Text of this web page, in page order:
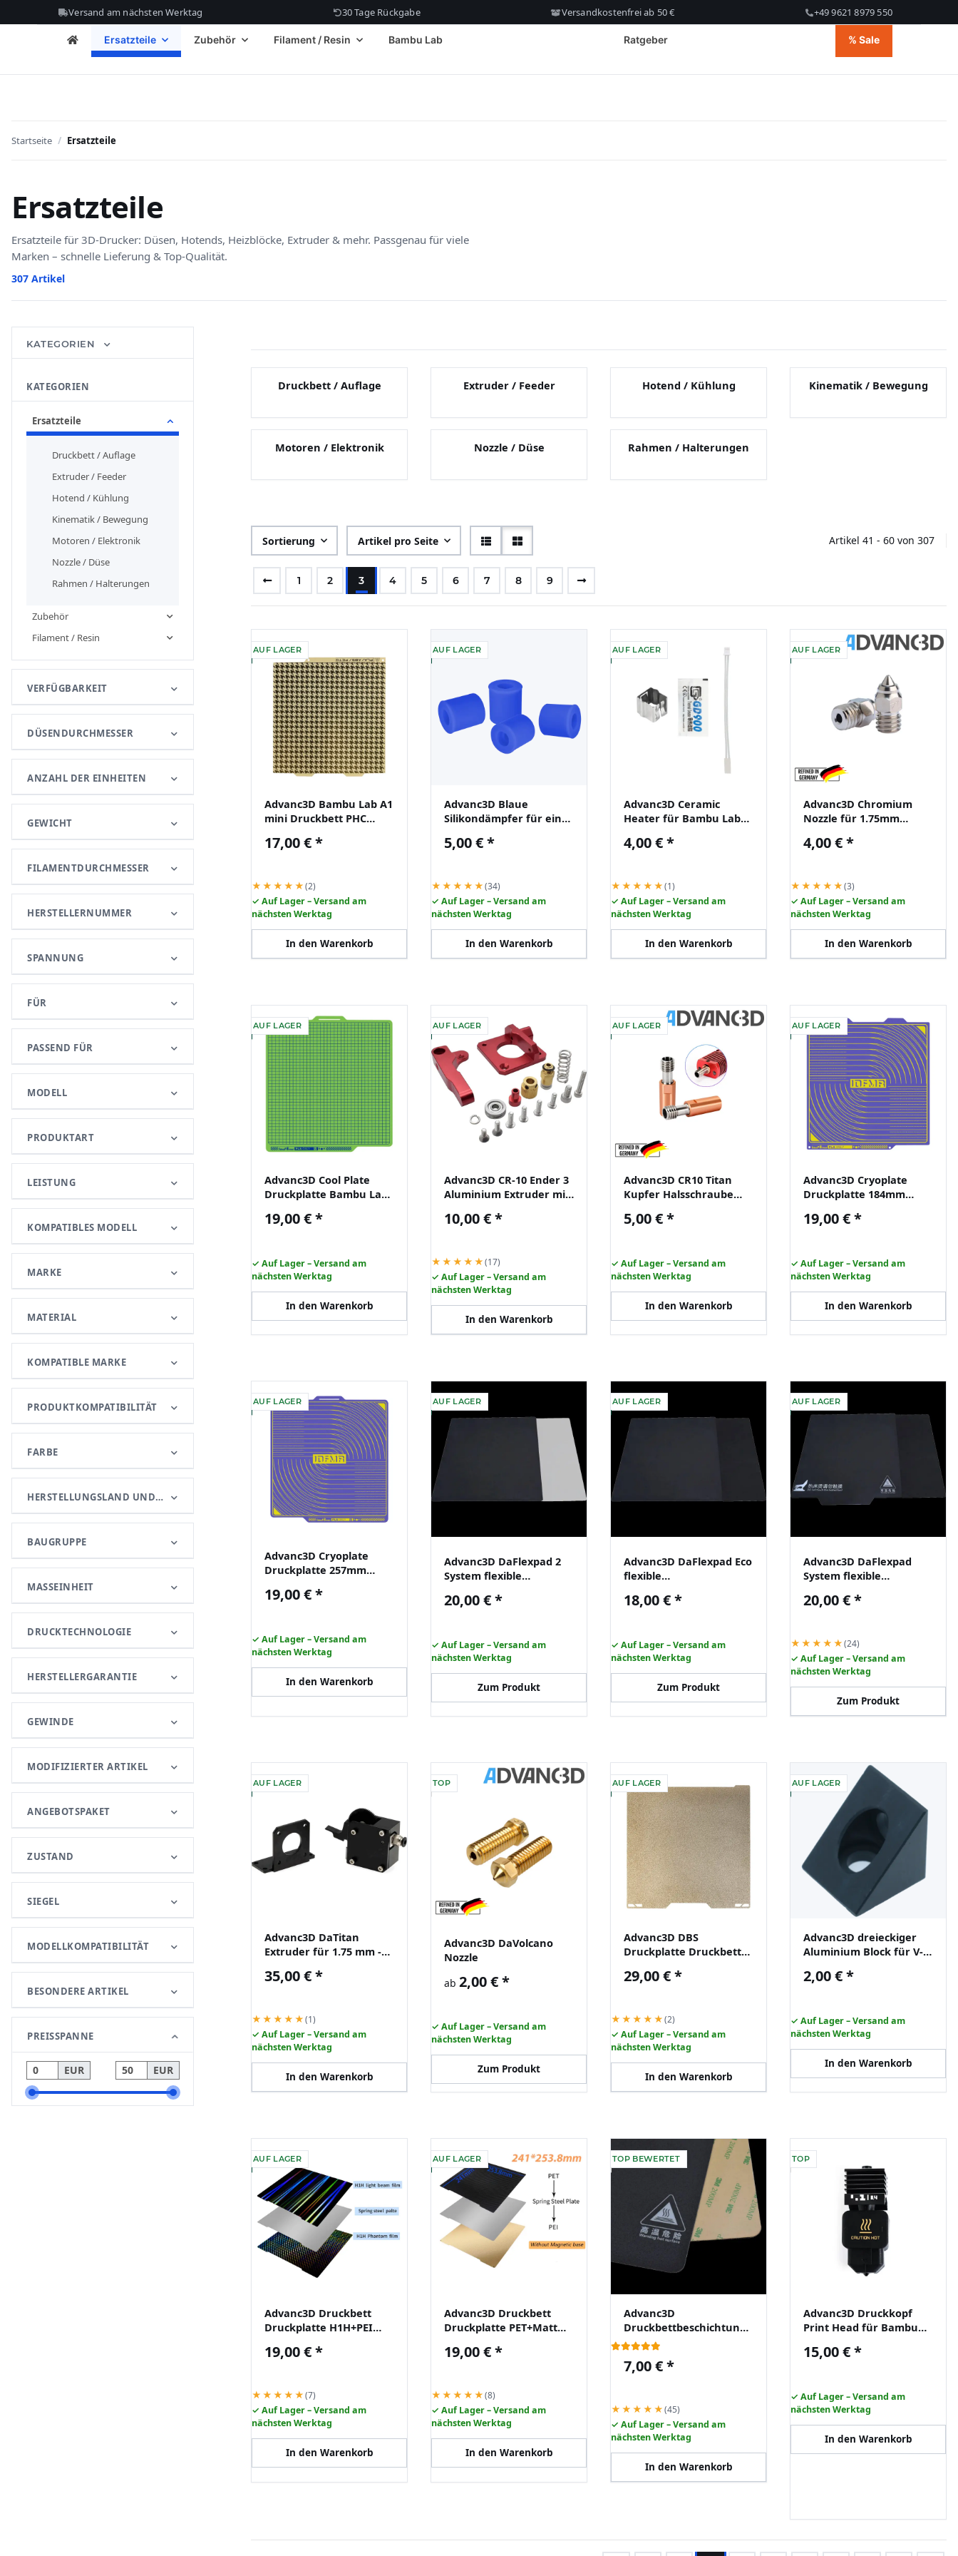
Versand am nächsten Werktag 30 Tage Rückgabe Versandkostenfrei ab 50 € +49 9621 8979 550
Ersatzteile Zubehör Filament / Resin Bambu Lab Ratgeber % Sale
Startseite Ersatzteile
Ersatzteile
Ersatzteile für 3D-Drucker: Düsen, Hotends, Heizblöcke, Extruder & mehr. Passgenau für viele
Marken – schnelle Lieferung & Top-Qualität.
307 Artikel
Druckbett / Auflage Extruder / Feeder Hotend / Kühlung Kinematik / Bewegung
Motoren / Elektronik Nozzle / Düse Rahmen / Halterungen
Sortierung Artikel pro Seite Artikel 41 - 60 von 307
1 2 3 4 5 6 7 8 9
AUF LAGER
Advanc3D Bambu Lab A1
mini Druckbett PHC
Lab A1 mini
17,00 €*
★★★★★(2)
✓ Auf Lager – Versand am
nächsten Werktag
In den Warenkorb
AUF LAGER
Advanc3D Blaue
Silikondämpfer für ein
5,00 €*
★★★★★(34)
✓ Auf Lager – Versand am
nächsten Werktag
In den Warenkorb
AUF LAGER
Advanc3D Ceramic
Heater für Bambu Lab
4,00 €*
★★★★★(1)
✓ Auf Lager – Versand am
nächsten Werktag
In den Warenkorb
AUF LAGER
Advanc3D Chromium
Nozzle für 1.75mm
4,00 €*
★★★★★(3)
✓ Auf Lager – Versand am
nächsten Werktag
In den Warenkorb
AUF LAGER
Advanc3D Cool Plate
Druckplatte Bambu Lab
3D Drucker
19,00 €*
✓ Auf Lager – Versand am
nächsten Werktag
In den Warenkorb
AUF LAGER
Advanc3D CR-10 Ender 3
Aluminium Extruder mit
Federspannung rot links
10,00 €*
★★★★★(17)
✓ Auf Lager – Versand am
nächsten Werktag
In den Warenkorb
AUF LAGER
Advanc3D CR10 Titan
Kupfer Halsschraube
M6*27.5mm/1.75mm All
5,00 €*
✓ Auf Lager – Versand am
nächsten Werktag
In den Warenkorb
AUF LAGER
Advanc3D Cryoplate
Druckplatte 184mm
Drucker Federstahl
19,00 €*
✓ Auf Lager – Versand am
nächsten Werktag
In den Warenkorb
AUF LAGER
Advanc3D Cryoplate
Druckplatte 257mm
Drucker Federstahl
19,00 €*
✓ Auf Lager – Versand am
nächsten Werktag
In den Warenkorb
AUF LAGER
Advanc3D DaFlexpad 2
System flexible
Magnetfolie
20,00 €*
✓ Auf Lager – Versand am
nächsten Werktag
Zum Produkt
AUF LAGER
Advanc3D DaFlexpad Eco
flexible
Magnetfolie PLA PETG
18,00 €*
✓ Auf Lager – Versand am
nächsten Werktag
Zum Produkt
AUF LAGER
Advanc3D DaFlexpad
System flexible
Magnetfolie
20,00 €*
★★★★★(24)
✓ Auf Lager – Versand am
nächsten Werktag
Zum Produkt
AUF LAGER
Advanc3D DaTitan
Extruder für 1.75 mm -
TPU geeignet
35,00 €*
★★★★★(1)
✓ Auf Lager – Versand am
nächsten Werktag
In den Warenkorb
TOP
Advanc3D DaVolcano
Nozzle
ab 2,00 €*
✓ Auf Lager – Versand am
nächsten Werktag
Zum Produkt
AUF LAGER
Advanc3D DBS
Druckplatte Druckbett
für Bambu Lab H2D
29,00 €*
★★★★★(2)
✓ Auf Lager – Versand am
nächsten Werktag
In den Warenkorb
AUF LAGER
Advanc3D dreieckiger
Aluminium Block für V-
2,00 €*
✓ Auf Lager – Versand am
nächsten Werktag
In den Warenkorb
AUF LAGER
Advanc3D Druckbett
Druckplatte H1H+PEI
Prusa Mk3s, Mk4s, Core
19,00 €*
★★★★★(7)
✓ Auf Lager – Versand am
nächsten Werktag
In den Warenkorb
AUF LAGER
Advanc3D Druckbett
Druckplatte PET+Matt
Mk3s, Mk4s, Core One
19,00 €*
★★★★★(8)
✓ Auf Lager – Versand am
nächsten Werktag
In den Warenkorb
TOP BEWERTET
Advanc3D
Druckbettbeschichtung
220x220mm
schwarz
7,00 €*
★★★★★(45)
✓ Auf Lager – Versand am
nächsten Werktag
In den Warenkorb
TOP
Advanc3D Druckkopf
Print Head für Bambu
0,4mm
15,00 €*
✓ Auf Lager – Versand am
nächsten Werktag
In den Warenkorb
KATEGORIEN
KATEGORIEN
Ersatzteile
Druckbett / Auflage
Extruder / Feeder
Hotend / Kühlung
Kinematik / Bewegung
Motoren / Elektronik
Nozzle / Düse
Rahmen / Halterungen
Zubehör
Filament / Resin
VERFÜGBARKEIT
DÜSENDURCHMESSER
ANZAHL DER EINHEITEN
GEWICHT
FILAMENTDURCHMESSER
HERSTELLERNUMMER
SPANNUNG
FÜR
PASSEND FÜR
MODELL
PRODUKTART
LEISTUNG
KOMPATIBLES MODELL
MARKE
MATERIAL
KOMPATIBLE MARKE
PRODUKTKOMPATIBILITÄT
FARBE
HERSTELLUNGSLAND UND -REGION
BAUGRUPPE
MASSEINHEIT
DRUCKTECHNOLOGIE
HERSTELLERGARANTIE
GEWINDE
MODIFIZIERTER ARTIKEL
ANGEBOTSPAKET
ZUSTAND
SIEGEL
MODELLKOMPATIBILITÄT
BESONDERE ARTIKEL
PREISSPANNE
EUR EUR